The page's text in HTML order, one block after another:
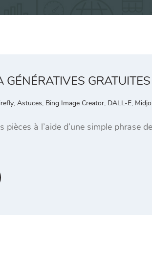
GÉNÉRATIVES
, Astuces, Bing Image Creator, DALL-E,
pièces à l’aide d’une simple phrase